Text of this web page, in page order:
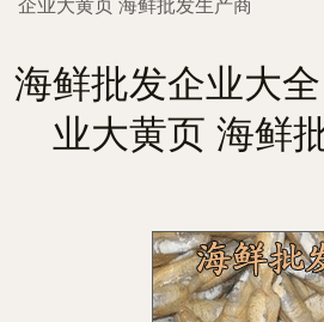
企业大黄页 海鲜批发生产商
海鲜批发企业大
业大黄页 海鲜